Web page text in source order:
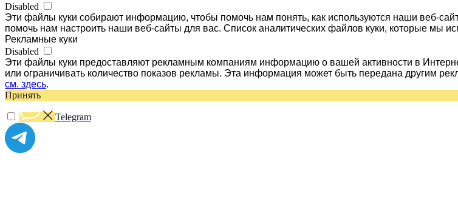
Disabled
Эти файлы куки собирают информацию, чтобы помочь нам понять, как используются наши веб-
помочь нам настроить наши веб-сайты для вас. Список аналитических файлов куки, которые мы
Рекламные куки
Disabled
Эти файлы куки предоставляют рекламным компаниям информацию о вашей активности в
или ограничивать количество показов рекламы. Эта информация может быть передана другим
см. здесь.
Принять
Telegram